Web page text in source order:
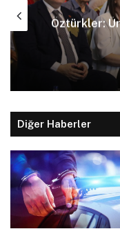
Arıklı,
Diğer Haberler